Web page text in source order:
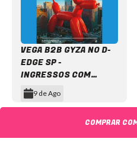
COMPRAR
VEGA B2B GYZA NO D-
EDGE SP -
INGRESSOS COM
DESCONTO
9 de Ago
Item